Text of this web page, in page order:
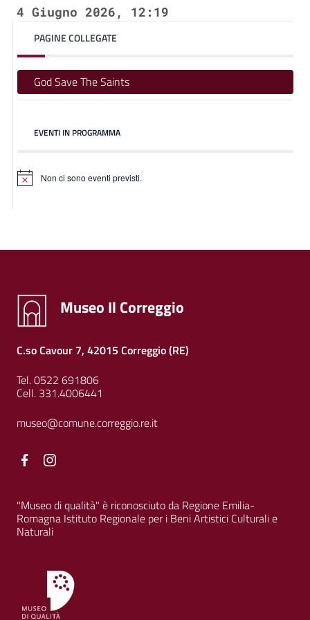
4 Giugno 2026, 12:19
PAGINE COLLEGATE
God Save The Saints
EVENTI IN PROGRAMMA
Non ci sono eventi previsti.
Museo Il Correggio
C.so Cavour 7, 42015 Correggio (RE)
Tel. 0522 691806
Cell. 331.4006441
museo@comune.correggio.re.it
Facebook
"Museo di qualità" è riconosciuto da Regione Emilia-
Romagna Istituto Regionale per i Beni Artistici Culturali e
Naturali